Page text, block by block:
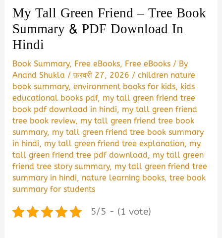
My Tall Green Friend – Tree Book
Summary & PDF Download In
Hindi
Book Summary, Free eBooks, Free eBooks / By
Anand Shukla /फ़रवरी 27, 2026 /children nature
book summary,environment books for kids, kids
educational books pdf, my tall green friend tree
book pdf download in hindi, my tall green friend
tree book review, my tall green friend tree book
summary, my tall green friend tree book summary
in hindi, my tall green friend tree explanation, my
tall green friend tree pdf download, my tall green
friend tree story summary, my tall green friend tree
summary in hindi, nature learning books,tree book
summary for students
5/5 - (1 vote)